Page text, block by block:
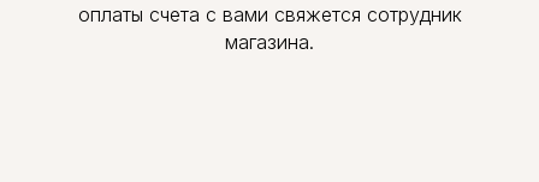
оплаты счета с вами свяжется сотрудник
магазина.